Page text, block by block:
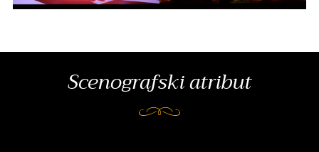
Scenografski atribut